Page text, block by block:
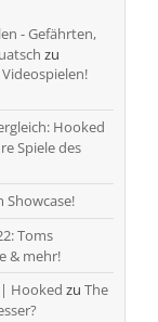
- Gefährten,
zu
Hooked
Spiele des
Showcase!
Toms
& mehr!
Hooked zu The